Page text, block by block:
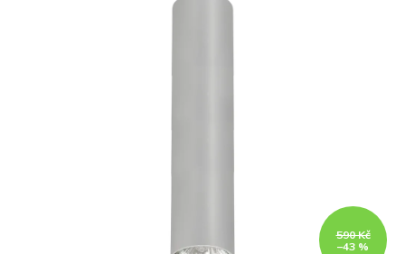
590 Kč
–43 %